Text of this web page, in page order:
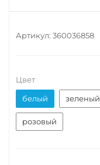
Артикул: 360036858
Цвет
белый
зеленый
розовый